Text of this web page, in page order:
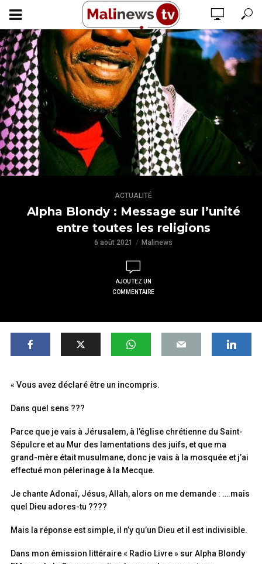
ACTUALITÉ
Alpha Blondy : Message sur l’unité
entre toutes les religions
6 août 2021 Malinews
AJOUTEZ UN
COMMENTAIRE
« Vous avez déclaré être un incompris.
Dans quel sens ???
Parce que je vais à Jérusalem, à l’église chrétienne du Saint-
Sépulcre et au Mur des lamentations des juifs, et que ma
grand-mère était musulmane, donc je vais à la mosquée et j’ai
effectué mon pélerinage à la Mecque.
Je chante Adonaï, Jésus, Allah, alors on me demande : ….mais
quel Dieu adores-tu ????
Mais la réponse est simple, il n’y qu’un Dieu et il est indivisible.
Dans mon émission littéraire « Radio Livre » sur Alpha Blondy